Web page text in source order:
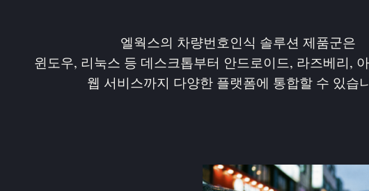
엘웍스의 차량번호인식 솔루션 제품군은
윈도우, 리눅스 등 데스크톱부터 안드로이드, 라즈베리,
웹 서비스까지 다양한 플랫폼에 통합할 수 있습